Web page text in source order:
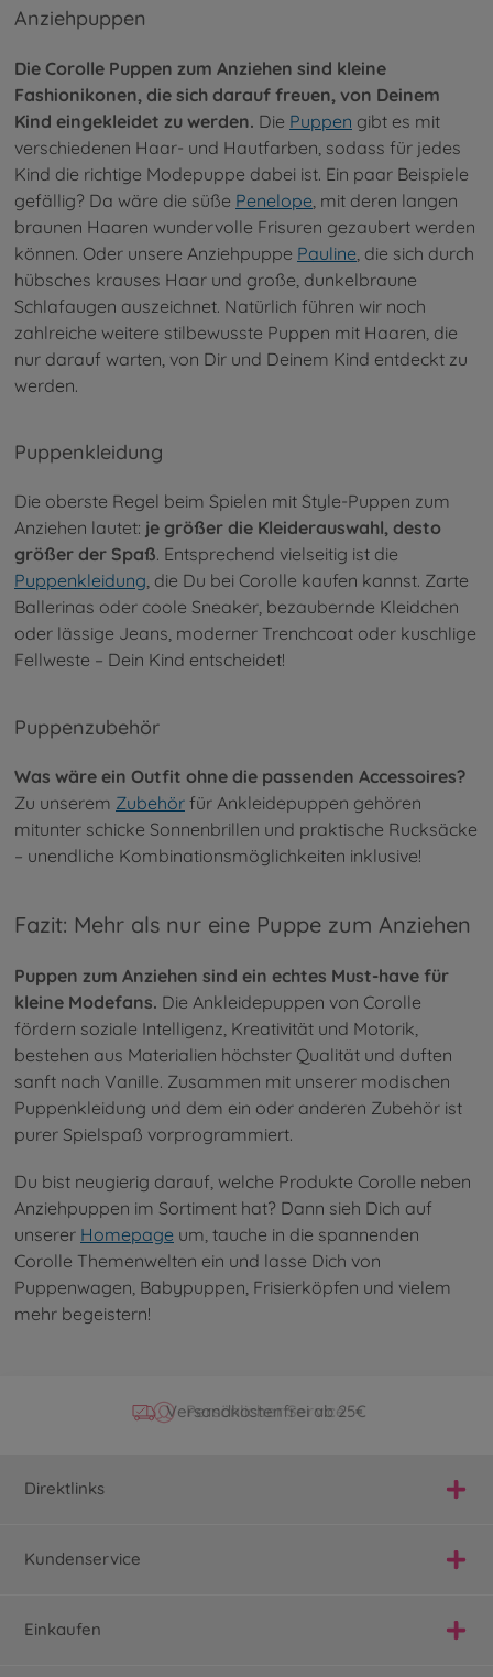
Anziehpuppen
Die Corolle Puppen zum Anziehen sind kleine
Fashionikonen, die sich darauf freuen, von Deinem
Kind eingekleidet zu werden. Die Puppen gibt es mit
verschiedenen Haar- und Hautfarben, sodass für jedes
Kind die richtige Modepuppe dabei ist. Ein paar Beispiele
gefällig? Da wäre die süße Penelope , mit deren langen
braunen Haaren wundervolle Frisuren gezaubert werden
können. Oder unsere Anziehpuppe Pauline , die sich durch
hübsches krauses Haar und große, dunkelbraune
Schlafaugen auszeichnet. Natürlich führen wir noch
zahlreiche weitere stilbewusste Puppen mit Haaren, die
nur darauf warten, von Dir und Deinem Kind entdeckt zu
werden.
Puppenkleidung
Die oberste Regel beim Spielen mit Style-Puppen zum
Anziehen lautet: je größer die Kleiderauswahl, desto
größer der Spaß. Entsprechend vielseitig ist die
Puppenkleidung, die Du bei Corolle kaufen kannst. Zarte
Ballerinas oder coole Sneaker, bezaubernde Kleidchen
oder lässige Jeans, moderner Trenchcoat oder kuschlige
Fellweste – Dein Kind entscheidet!
Puppenzubehör
Was wäre ein Outfit ohne die passenden Accessoires?
Zu unserem Zubehör für Ankleidepuppen gehören
mitunter schicke Sonnenbrillen und praktische Rucksäcke
– unendliche Kombinationsmöglichkeiten inklusive!
Fazit: Mehr als nur eine Puppe zum Anziehen
Puppen zum Anziehen sind ein echtes Must-have für
kleine Modefans. Die Ankleidepuppen von Corolle
fördern soziale Intelligenz, Kreativität und Motorik,
bestehen aus Materialien höchster Qualität und duften
sanft nach Vanille. Zusammen mit unserer modischen
Puppenkleidung und dem ein oder anderen Zubehör ist
purer Spielspaß vorprogrammiert.
Du bist neugierig darauf, welche Produkte Corolle neben
Anziehpuppen im Sortiment hat? Dann sieh Dich auf
unserer Homepage um, tauche in die spannenden
Corolle Themenwelten ein und lasse Dich von
Puppenwagen, Babypuppen, Frisierköpfen und vielem
mehr begeistern!
Offizieller Hersteller Shop
Persönlicher Service
Versandkostenfrei ab 25€
Schnelle Lieferung
Direktlinks
Kundenservice
Einkaufen